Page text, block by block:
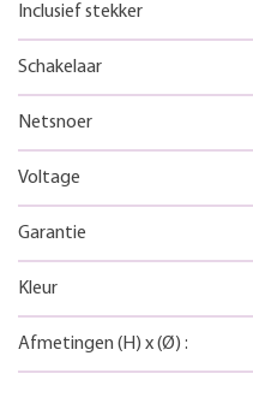
Inclusief stekker
Schakelaar
Netsnoer
Voltage
Garantie
Kleur
Afmetingen (H) x(Ø) :